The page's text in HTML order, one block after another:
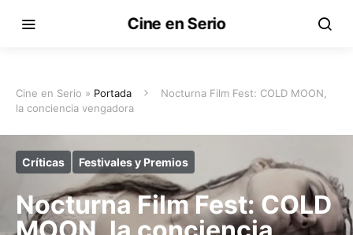
Cine en Serio
Cine en Serio » Portada
Nocturna Film Fest: COLD MOON,
la conciencia vengadora
Críticas Festivales y Premios
Nocturna Film Fest: COLD